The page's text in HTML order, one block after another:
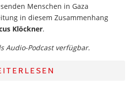
Menschen in Gaza
in diesem Zusammenhang
Klöckner.
Audio-Podcast verfügbar.